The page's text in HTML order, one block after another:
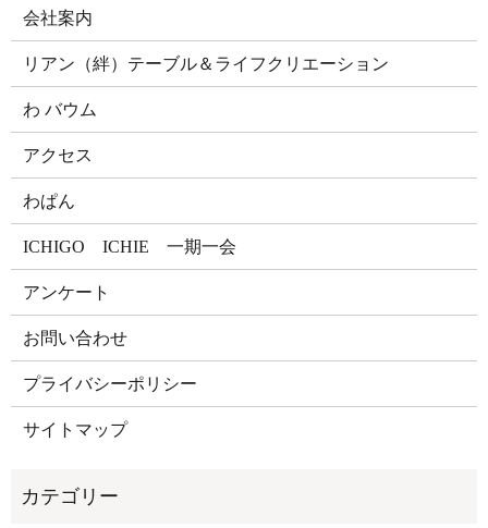
会社案内
リアン（絆）テーブル＆ライフクリエーション
わ バウム
アクセス
わぱん
ICHIGO ICHIE 一期一会
アンケート
お問い合わせ
プライバシーポリシー
サイトマップ